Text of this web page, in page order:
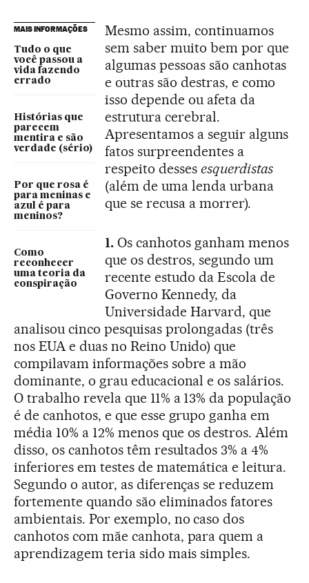
MAIS INFORMAÇÕES
Tudo o que
você passou a
vida fazendo
errado
Histórias que
parecem
mentira e são
verdade (sério)
Por que rosa é
para meninas e
azul é para
meninos?
Como
reconhecer
uma teoria da
conspiração
Mesmo assim, continuamos
sem saber muito bem por que
algumas pessoas são canhotas
e outras são destras, e como
isso depende ou afeta da
estrutura cerebral.
Apresentamos a seguir alguns
fatos surpreendentes a
respeito desses esquerdistas
(além de uma lenda urbana
que se recusa a morrer).
1. Os canhotos ganham menos
que os destros, segundo um
recente estudo da Escola de
Governo Kennedy, da
Universidade Harvard, que
analisou cinco pesquisas prolongadas (três
nos EUA e duas no Reino Unido) que
compilavam informações sobre a mão
dominante, o grau educacional e os salários.
O trabalho revela que 11% a 13% da população
é de canhotos, e que esse grupo ganha em
média 10% a 12% menos que os destros. Além
disso, os canhotos têm resultados 3% a 4%
inferiores em testes de matemática e leitura.
Segundo o autor, as diferenças se reduzem
fortemente quando são eliminados fatores
ambientais. Por exemplo, no caso dos
canhotos com mãe canhota, para quem a
aprendizagem teria sido mais simples.